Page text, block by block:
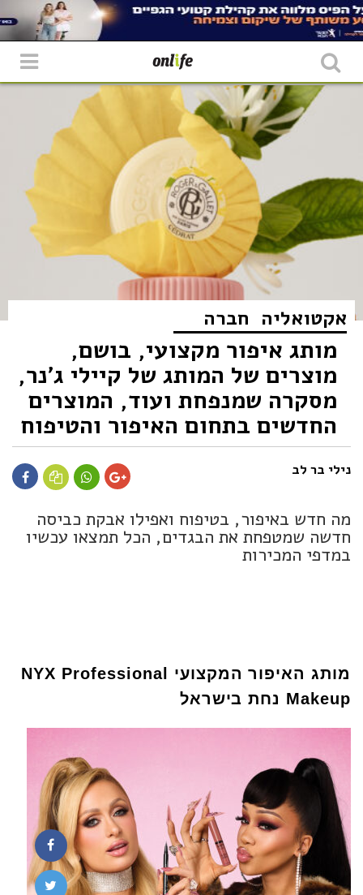
אקטואליה חברה
מותג איפור מקצועי, בושם,
מוצרים של המותג של קיילי ג'נר,
מסקרה שמנפחת ועוד, המוצרים
החדשים בתחום האיפור והטיפוח
נילי בר לב
מה חדש באיפור, בטיפוח ואפילו אבקת כביסה
חדשה שמטפחת את הבגדים, הכל תמצאו עכשיו
במדפי המכירות
מותג האיפור המקצועי
NYX Professional
Makeup נחת בישראל